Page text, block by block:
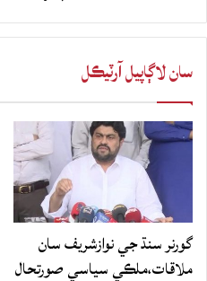
سان لاڳاپيل آرٽيڪل
گورنر سنڌ جي نوازشريف سان
ملاقات،ملڪي سياسي صورتحال